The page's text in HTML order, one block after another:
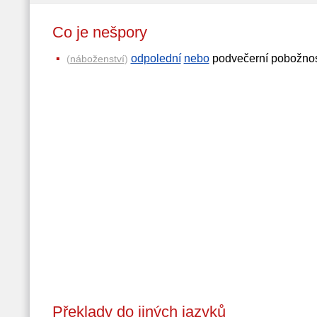
Co je nešpory
(náboženství) odpolední nebopodvečerní
Překlady do jiných jazyků